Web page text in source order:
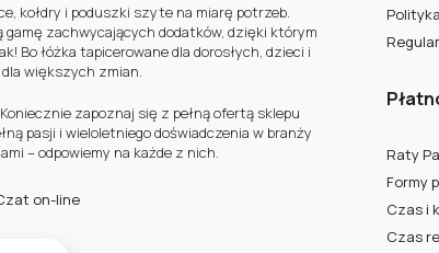
kołdry i poduszki szyte na miarę potrzeb.
zachwycających dodatków, dzięki którym
Bo łóżka tapicerowane dla dorosłych, dzieci i
większych zmian.
zapoznaj się z pełną ofertą sklepu
pasji i wieloletniego doświadczenia w branży
– odpowiemy na każde z nich.
on-line
Raty
Formy
Czas i
Czas